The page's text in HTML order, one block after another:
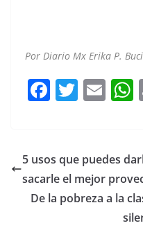
Por Diario Mx Erika P.
F
e
b
o
T
er
E
l s
5 usos que puedes
sacarle el mejor
De la pobreza a la